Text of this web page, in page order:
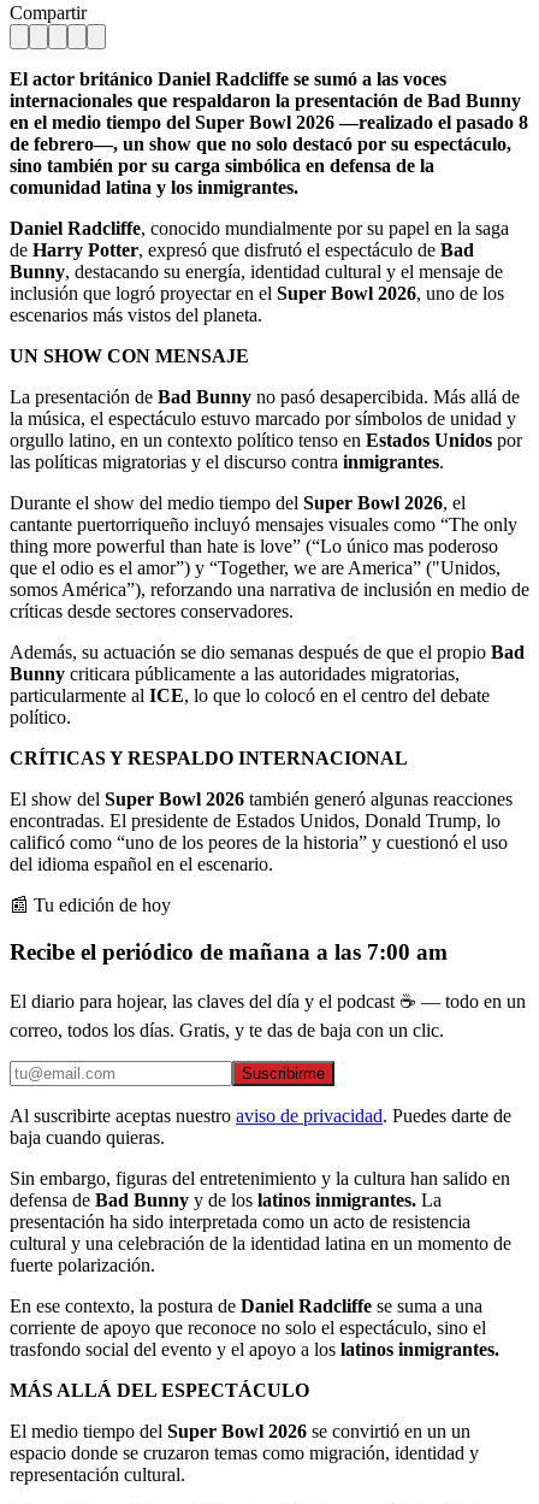
Compartir
El actor británico Daniel Radcliffe se sumó a las voces
internacionales que respaldaron la presentación de Bad Bunny
en el medio tiempo del Super Bowl 2026 —realizado el pasado 8
de febrero—, un show que no solo destacó por su espectáculo,
sino también por su carga simbólica en defensa de la
comunidad latina y los inmigrantes.
Daniel Radcliffe, conocido mundialmente por su papel en la saga
de Harry Potter, expresó que disfrutó el espectáculo de Bad
Bunny, destacando su energía, identidad cultural y el mensaje de
inclusión que logró proyectar en el Super Bowl 2026, uno de los
escenarios más vistos del planeta.
UN SHOW CON MENSAJE
La presentación de Bad Bunny no pasó desapercibida. Más allá de
la música, el espectáculo estuvo marcado por símbolos de unidad y
orgullo latino, en un contexto político tenso en Estados Unidos por
las políticas migratorias y el discurso contra inmigrantes.
Durante el show del medio tiempo del Super Bowl 2026, el
cantante puertorriqueño incluyó mensajes visuales como “The only
thing more powerful than hate is love” (“Lo único mas poderoso
que el odio es el amor”) y “Together, we are America” ("Unidos,
somos América”), reforzando una narrativa de inclusión en medio de
críticas desde sectores conservadores.
Además, su actuación se dio semanas después de que el propio Bad
Bunny criticara públicamente a las autoridades migratorias,
particularmente al ICE, lo que lo colocó en el centro del debate
político.
CRÍTICAS Y RESPALDO INTERNACIONAL
El show del Super Bowl 2026 también generó algunas reacciones
encontradas. El presidente de Estados Unidos, Donald Trump, lo
calificó como “uno de los peores de la historia” y cuestionó el uso
del idioma español en el escenario.
📰 Tu edición de hoy
Recibe el periódico de mañana a las 7:00 am
El diario para hojear, las claves del día y el podcast ☕ — todo en un
correo, todos los días. Gratis, y te das de baja con un clic.
Suscribirme
Al suscribirte aceptas nuestro aviso de privacidad. Puedes darte de
baja cuando quieras.
Sin embargo, figuras del entretenimiento y la cultura han salido en
defensa de Bad Bunny y de los latinos inmigrantes. La
presentación ha sido interpretada como un acto de resistencia
cultural y una celebración de la identidad latina en un momento de
fuerte polarización.
En ese contexto, la postura de Daniel Radcliffe se suma a una
corriente de apoyo que reconoce no solo el espectáculo, sino el
trasfondo social del evento y el apoyo a los latinos inmigrantes.
MÁS ALLÁ DEL ESPECTÁCULO
El medio tiempo del Super Bowl 2026 se convirtió en un un
espacio donde se cruzaron temas como migración, identidad y
representación cultural.